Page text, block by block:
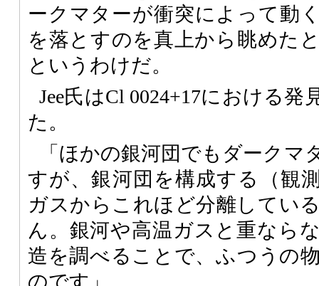
ークマターが衝突によって動
を落とすのを真上から眺めた
というわけだ。
Jee氏はCl 0024+17における
た。
「ほかの銀河団でもダークマ
すが、銀河団を構成する（観
ガスからこれほど分離してい
ん。銀河や高温ガスと重なら
造を調べることで、ふつうの
のです」